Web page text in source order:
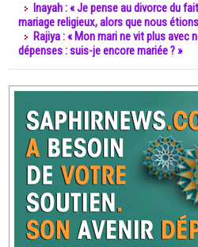
Inayah : « Je pense au divorce du
mariage religieux, alors que nous
Rajiya : « Mon mari ne vit plus avec
dépenses : suis-je encore mariée ? »